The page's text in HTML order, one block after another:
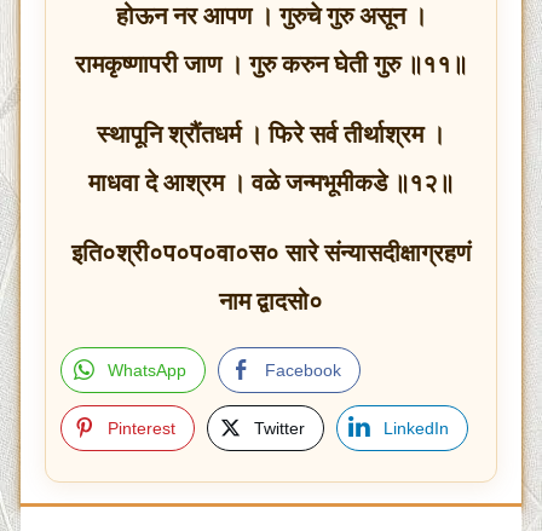
होऊन नर आपण । गुरुचे गुरु असून ।
रामकृष्णापरी जाण । गुरु करुन घेती गुरु ॥११॥
स्थापूनि श्रौंतधर्म । फिरे सर्व तीर्थाश्रम ।
माधवा दे आश्रम । वळे जन्मभूमीकडे ॥१२॥
इति०श्री०प०प०वा०स० सारे संन्यासदीक्षाग्रहणं
नाम द्वादसो०
WhatsApp Facebook
Pinterest Twitter LinkedIn